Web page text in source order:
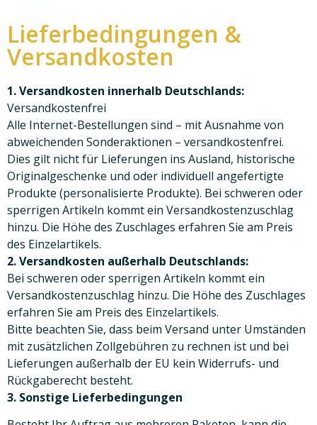
Lieferbedingungen &
Versandkosten
1. Versandkosten innerhalb Deutschlands:
Versandkostenfrei
Alle Internet-Bestellungen sind – mit Ausnahme von
abweichenden Sonderaktionen – versandkostenfrei.
Dies gilt nicht für Lieferungen ins Ausland, historische
Originalgeschenke und oder individuell angefertigte
Produkte (personalisierte Produkte). Bei schweren oder
sperrigen Artikeln kommt ein Versandkostenzuschlag
hinzu. Die Höhe des Zuschlages erfahren Sie am Preis
des Einzelartikels.
2. Versandkosten außerhalb Deutschlands:
Bei schweren oder sperrigen Artikeln kommt ein
Versandkostenzuschlag hinzu. Die Höhe des Zuschlages
erfahren Sie am Preis des Einzelartikels.
Bitte beachten Sie, dass beim Versand unter Umständen
mit zusätzlichen Zollgebühren zu rechnen ist und bei
Lieferungen außerhalb der EU kein Widerrufs- und
Rückgaberecht besteht.
3. Sonstige Lieferbedingungen